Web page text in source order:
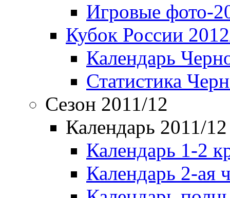
Игровые фото-
Кубок России
Календарь
Статистика
Сезон 2011/12
Календарь 2011/12
Календарь 1-2
Календарь 2-ая